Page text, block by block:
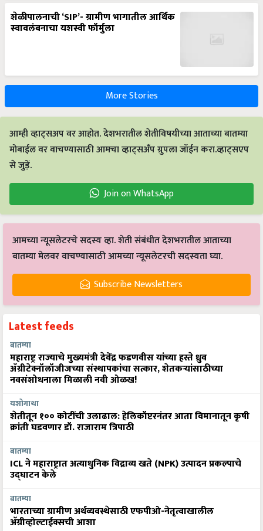
शेळीपालनाची ‘SIP’- ग्रामीण भागातील आर्थिक
स्वावलंबनाचा यशस्वी फॉर्मुला
More Stories
आम्ही व्हाट्सअप वर आहोत. देशभरातील शेतीविषयीच्या आताच्या बातम्या
मोबाईल वर वाचण्यासाठी आमचा व्हाट्सअँप ग्रुपला जॉईन करा.व्हाट्सएप
से जुड़ें.
Join on WhatsApp
आमच्या न्यूसलेटरचे सदस्य व्हा. शेती संबंधीत देशभरातील आताच्या
बातम्या मेलवर वाचण्यासाठी आमच्या न्यूसलेटरची सदस्यता घ्या.
Subscribe Newsletters
Latest feeds
बातम्या
महाराष्ट्र राज्याचे मुख्यमंत्री देवेंद्र फडणवीस यांच्या हस्ते ध्रुव
ॲग्रीटेक्नॉलॉजीजच्या संस्थापकांचा सत्कार, शेतकऱ्यांसाठीच्या
नवसंशोधनाला मिळाली नवी ओळख!
यशोगाथा
शेतीतून १०० कोटींची उलाढाल: हेलिकॉप्टरनंतर आता विमानातून कृषी
क्रांती घडवणार डॉ. राजाराम त्रिपाठी
बातम्या
ICL ने महाराष्ट्रात अत्याधुनिक विद्राव्य खते (NPK) उत्पादन प्रकल्पाचे
उद्घाटन केले
बातम्या
भारताच्या ग्रामीण अर्थव्यवस्थेसाठी एफपीओ-नेतृत्वाखालील
अ‍ॅग्रीव्होल्टाईक्सची आशा